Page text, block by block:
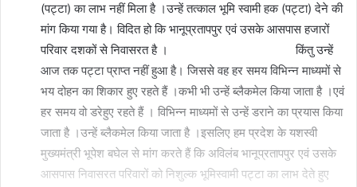
(पट्टा) का लाभ नहीं मिला है ।उन्हें तत्काल भूमि स्वामी हक (पट्टा) देने की
मांग किया गया है। विदित हो कि भानूप्रतापपुर एवं उसके आसपास हजारों
परिवार दशकों से निवासरत है । किंतु उन्हें
आज तक पट्टा प्राप्त नहीं हुआ है। जिससे वह हर समय विभिन्न माध्यमों से
भय दोहन का शिकार हुए रहते हैं ।कभी भी उन्हें ब्लैकमेल किया जाता है ।एवं
हर समय वो डरेहुए रहते हैं । विभिन्न माध्यमों से उन्हें डराने का प्रयास किया
जाता है ।उन्हें ब्लैकमेल किया जाता है ।इसलिए हम प्रदेश के यशस्वी
मुख्यमंत्री भूपेश बघेल से मांग करते हैं कि अविलंब भानूप्रतापपुर एवं उसके
आसपास निवासरत परिवारों को निशुल्क भूमिस्वामी पट्टा का लाभ देते हुए